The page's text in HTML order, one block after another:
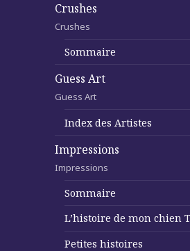
Crushes
Crushes
Sommaire
Guess Art
Guess Art
Index des Artistes
Impressions
Impressions
Sommaire
L’histoire de mon chien
Petites histoires